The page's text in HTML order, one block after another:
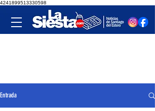
4241899513330598
Entrada